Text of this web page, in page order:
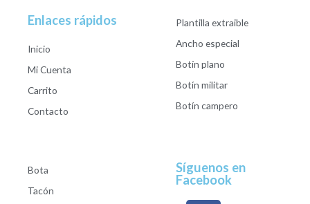
Enlaces rápidos
Inicio
Mi Cuenta
Carrito
Contacto
Plantilla extraible
Ancho especial
Botín plano
Botín militar
Botín campero
Bota
Tacón
Síguenos en
Facebook